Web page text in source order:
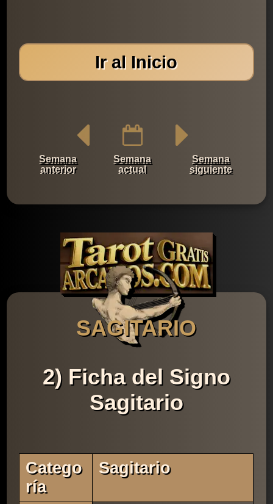
Ir al Inicio
Semana
anterior
Semana
actual
Semana
siguiente
SAGITARIO
2) Ficha del Signo
Sagitario
Catego
Ría
Sagitario